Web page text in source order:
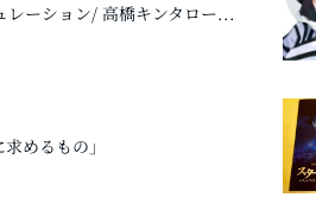
レーション/ 高橋キンタロー...
めるもの」